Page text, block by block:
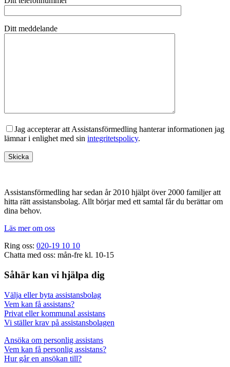
Ditt meddelande
Jag accepterar att Assistansförmedling hanterar informationen jag
lämnar i enlighet med sin integritetspolicy.
Assistansförmedling har sedan år 2010 hjälpt över 2000 familjer att
hitta rätt assistansbolag. Allt börjar med ett samtal får du berättar om
dina behov.
Läs mer om oss
Ring oss: 020-19 10 10
Chatta med oss: mån-fre kl. 10-15
Såhär kan vi hjälpa dig
Välja eller byta assistansbolag
Vem kan få assistans?
Privat eller kommunal assistans
Vi ställer krav på assistansbolagen
Ansöka om personlig assistans
Vem kan få personlig assistans?
Hur går en ansökan till?